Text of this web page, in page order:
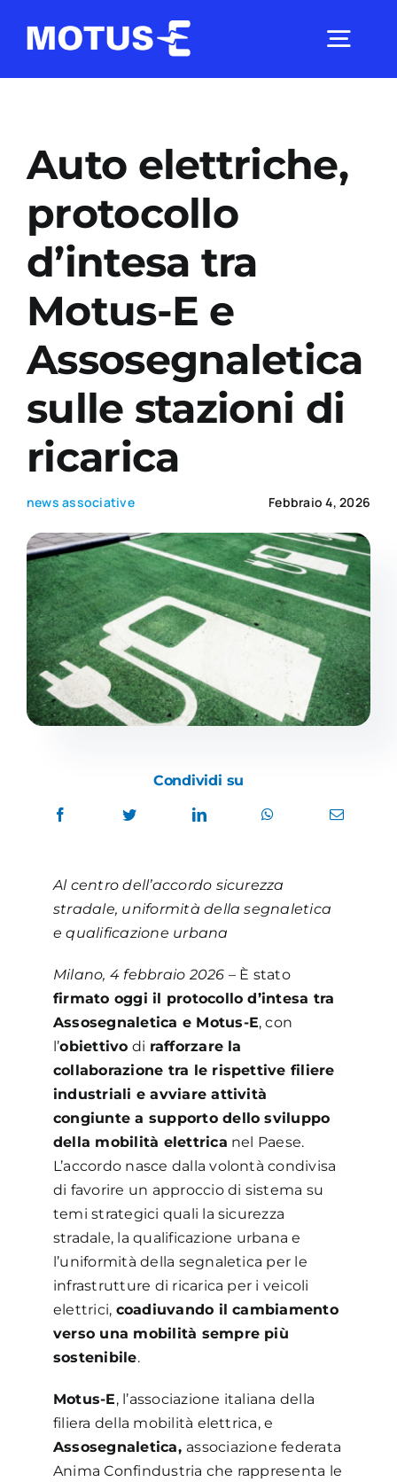
Studi e ricerche
Analisi di mercato
Utilità
Comunicati Stampa
Auto elettriche,
protocollo
d’intesa tra
Motus-E e
Assosegnaletica
sulle stazioni di
ricarica
news associative Febbraio 4, 2026
Condividi su
Al centro dell’accordo sicurezza
stradale, uniformità della segnaletica
e qualificazione urbana
Milano, 4 febbraio 2026 – È stato
firmato oggi il protocollo d’intesa tra
Assosegnaletica e Motus-E, con
l’obiettivo di rafforzare la
collaborazione tra le rispettive filiere
industriali e avviare attività
congiunte a supporto dello sviluppo
della mobilità elettrica nel Paese.
L’accordo nasce dalla volontà condivisa
di favorire un approccio di sistema su
temi strategici quali la sicurezza
stradale, la qualificazione urbana e
l’uniformità della segnaletica per le
infrastrutture di ricarica per i veicoli
elettrici, coadiuvando il cambiamento
verso una mobilità sempre più
sostenibile.
Motus-E, l’associazione italiana della
filiera della mobilità elettrica, e
Assosegnaletica, associazione federata
Anima Confindustria che rappresenta le